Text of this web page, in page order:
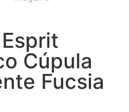
Cúpula
Fucsia